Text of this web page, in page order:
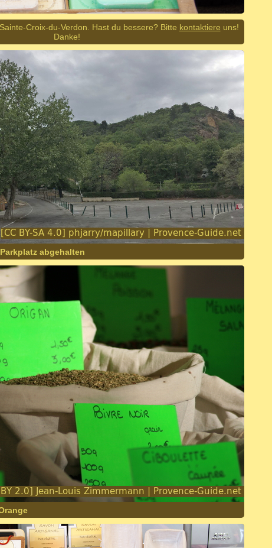
Croix-du-Verdon. Hast du bessere? Bitte kontaktiere uns!
Danke!
abgehalten